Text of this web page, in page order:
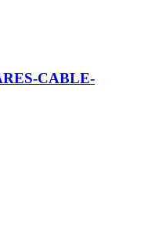
CABLE-